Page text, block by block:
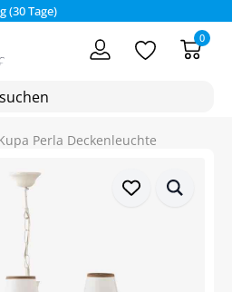
Tage)
0
Perla Deckenleuchte